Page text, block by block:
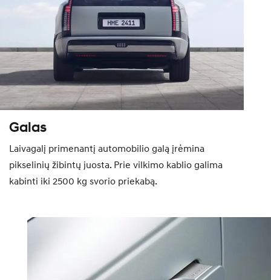
Galas
Laivagalį primenantį automobilio galą įrėmina
pikselinių žibintų juosta. Prie vilkimo kablio galima
kabinti iki 2500 kg svorio priekabą.